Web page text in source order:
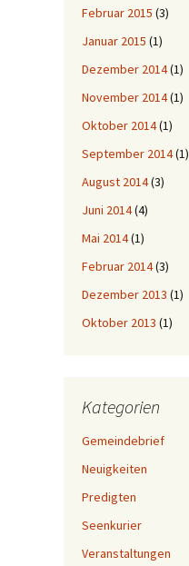
Februar 2015 (3)
Januar 2015 (1)
Dezember 2014(1)
November 2014(1)
Oktober 2014(1)
September 2014(1)
August 2014(3)
Juni 2014(4)
Mai 2014(1)
Februar 2014(3)
Dezember 2013 (1)
Oktober 2013 (1)
Kategorien
Gemeindebrief
Neuigkeiten
Predigten
Seenkurier
Veranstaltungen